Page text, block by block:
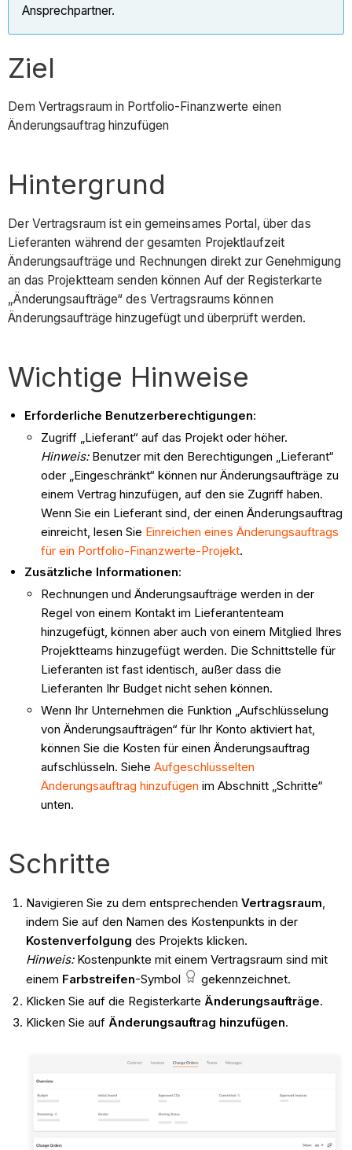
Ansprechpartner.
Ziel
Dem Vertragsraum in Portfolio-Finanzwerte einen
Änderungsauftrag hinzufügen
Hintergrund
Der Vertragsraum ist ein gemeinsames Portal, über das
Lieferanten während der gesamten Projektlaufzeit
Änderungsaufträge und Rechnungen direkt zur Genehmigung
an das Projektteam senden können Auf der Registerkarte
„Änderungsaufträge“ des Vertragsraums können
Änderungsaufträge hinzugefügt und überprüft werden.
Wichtige Hinweise
Erforderliche Benutzerberechtigungen:
Zugriff „Lieferant“ auf das Projekt oder höher.
Hinweis: Benutzer mit den Berechtigungen „Lieferant“
oder „Eingeschränkt“ können nur Änderungsaufträge zu
einem Vertrag hinzufügen, auf den sie Zugriff haben.
Wenn Sie ein Lieferant sind, der einen Änderungsauftrag
einreicht, lesen Sie Einreichen eines Änderungsauftrags
für ein Portfolio-Finanzwerte-Projekt.
Zusätzliche Informationen:
Rechnungen und Änderungsaufträge werden in der
Regel von einem Kontakt im Lieferantenteam
hinzugefügt, können aber auch von einem Mitglied Ihres
Projektteams hinzugefügt werden. Die Schnittstelle für
Lieferanten ist fast identisch, außer dass die
Lieferanten Ihr Budget nicht sehen können.
Wenn Ihr Unternehmen die Funktion „Aufschlüsselung
von Änderungsaufträgen“ für Ihr Konto aktiviert hat,
können Sie die Kosten für einen Änderungsauftrag
aufschlüsseln. SieheAufgeschlüsselten
Änderungsauftrag hinzufügen im Abschnitt „Schritte“
unten.
Schritte
Navigieren Sie zu dem entsprechenden Vertragsraum,
indem Sie auf den Namen des Kostenpunkts in der
Kostenverfolgung des Projekts klicken.
Hinweis: Kostenpunkte mit einem Vertragsraum sind mit
einem Farbstreifen-Symbol
gekennzeichnet.
Klicken Sie auf die Registerkarte Änderungsaufträge.
Klicken Sie auf Änderungsauftrag hinzufügen.